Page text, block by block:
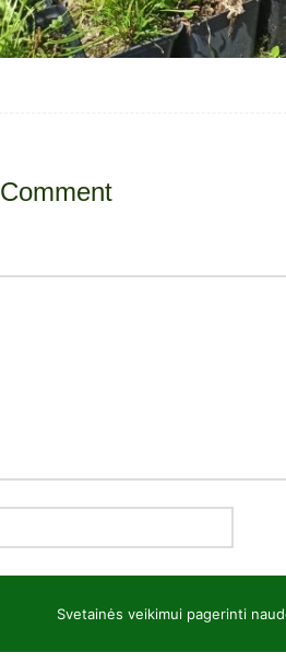
Comment
Svetainės veikimui pagerinti